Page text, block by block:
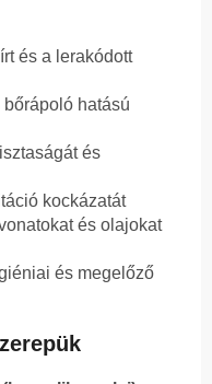
és a lerakódott
hatású
és
kockázatát
és olajokat
és megelőző